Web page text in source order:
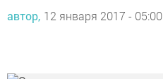
автор, 12 января 2017 - 05:00